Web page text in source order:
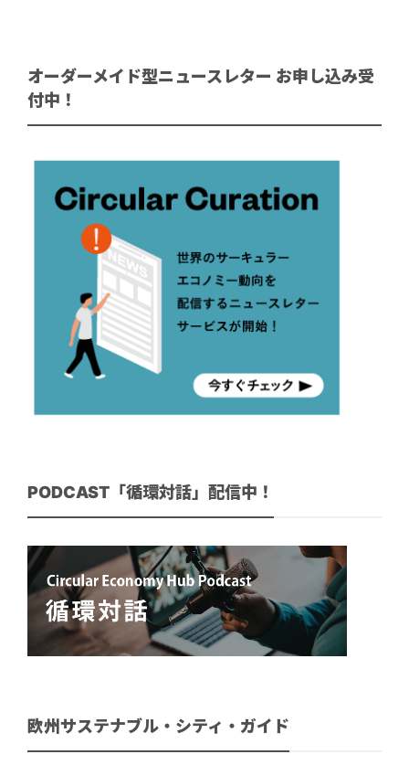
オーダーメイド型ニュースレター お申し込み受
付中！
PODCAST「循環対話」配信中！
欧州サステナブル・シティ・ガイド